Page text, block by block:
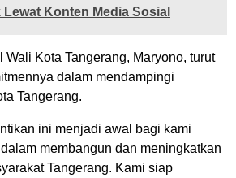
Konten Media Sosial
Wali Kota Tangerang, Maryono, turut
dalam mendampingi
Tangerang.
ini menjadi awal bagi kami
membangun dan meningkatkan
Tangerang. Kami siap